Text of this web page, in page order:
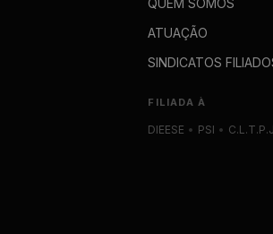
ATUAÇÃO
SINDICATOS
FILIADA À
DIEESE • PSI •